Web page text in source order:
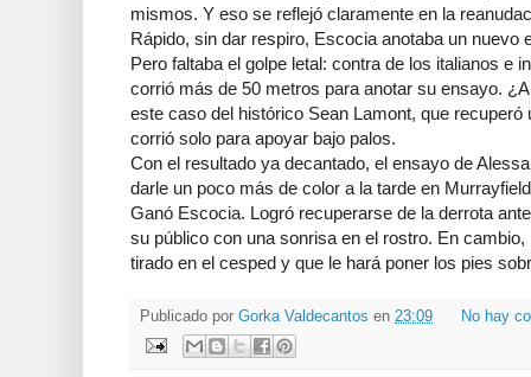
mismos. Y eso se reflejó claramente en la
Rápido, sin dar respiro, Escocia anotaba un nuevo
Pero faltaba el golpe letal: contra de los italianos e
corrió más de 50 metros para anotar su ensayo.
este caso del histórico Sean Lamont, que recuperó
corrió solo para apoyar bajo palos.
Con el resultado ya decantado, el ensayo de
darle un poco más de color a la tarde en
Ganó Escocia. Logró recuperarse de la derrota
su público con una sonrisa en el rostro. En
tirado en el cesped y que le hará poner los pies
Publicado por Gorka Valdecantos en 23:09 No hay